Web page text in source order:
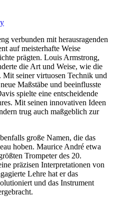
verbunden mit herausragenden
auf meisterhafte Weise
prägten. Louis Armstrong,
die Art und Weise, wie die
Mit seiner virtuosen Technik und
Maßstäbe und beeinflusste
spielte eine entscheidende
Mit seinen innovativen Ideen
trug auch maßgeblich zur
große Namen, die das
hoben. Maurice André etwa
Trompeter des 20.
präzisen Interpretationen von
Lehre hat er das
und das Instrument